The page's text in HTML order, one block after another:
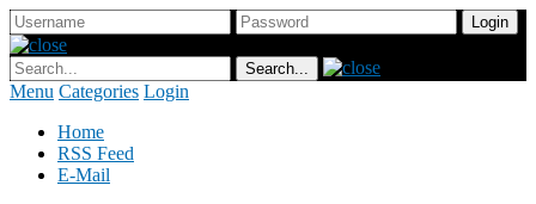
Menu Categories Login
Home
RSS Feed
E-Mail